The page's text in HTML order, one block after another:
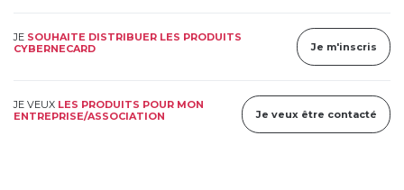
JE SOUHAITE DISTRIBUER LES PRODUITS
CYBERNECARD
Je m'inscris
JE VEUX LES PRODUITS POUR MON
ENTREPRISE/ASSOCIATION
Je veux être contacté